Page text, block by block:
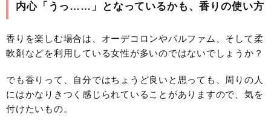
内心「うっ……」となっているかも、香りの使い方
香りを楽しむ場合は、オーデコロンやパルファム、そして柔
軟剤などを利用している女性が多いのではないでしょうか？
でも香りって、自分ではちょうど良いと思っても、周りの人
にはかなりきつく感じられていることがありますので、気を
付けたいもの。